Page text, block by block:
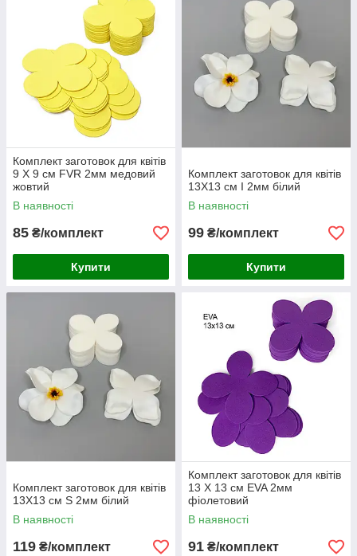
Комплект заготовок для квітів
9 Х 9 см FVR 2мм медовий
жовтий
В наявності
85 ₴/комплект
Купити
Комплект заготовок для квітів
13Х13 см I 2мм білий
В наявності
99 ₴/комплект
Купити
Комплект заготовок для квітів
13Х13 см S 2мм білий
В наявності
119 ₴/комплект
Комплект заготовок для квітів
13 Х 13 см EVA 2мм
фіолетовий
В наявності
91 ₴/комплект